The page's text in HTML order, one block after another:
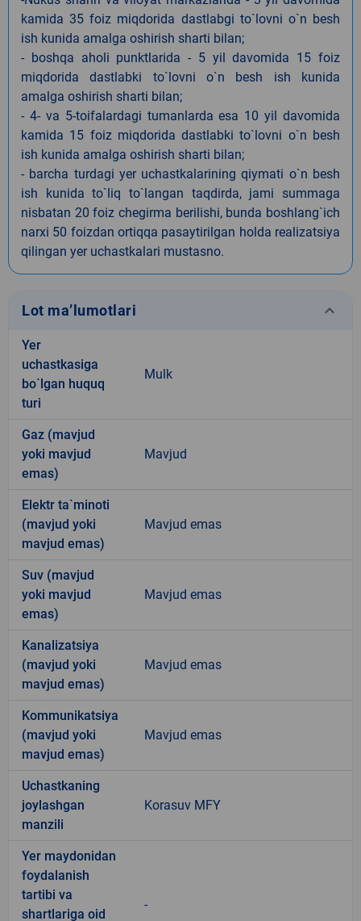
kamida 35 foiz miqdorida dastlabgi to`lovni o`n besh
ish kunida amalga oshirish sharti bilan;
- boshqa aholi punktlarida - 5 yil davomida 15 foiz
miqdorida dastlabki to`lovni o`n besh ish kunida
amalga oshirish sharti bilan;
- 4- va 5-toifalardagi tumanlarda esa 10 yil davomida
kamida 15 foiz miqdorida dastlabki to`lovni o`n besh
ish kunida amalga oshirish sharti bilan;
- barcha turdagi yer uchastkalarining qiymati o`n besh
ish kunida to`liq to`langan taqdirda, jami summaga
nisbatan 20 foiz chegirma berilishi, bunda boshlang`ich
narxi 50 foizdan ortiqqa pasaytirilgan holda realizatsiya
qilingan yer uchastkalari mustasno.
Lot ma’lumotlari keyboard_arrow_down
Yer
uchastkasiga
bo`lgan huquq
turi
Mulk
Gaz (mavjud
yoki mavjud
emas)
Mavjud
Elektr ta`minoti
(mavjud yoki
mavjud emas)
Mavjud emas
Suv (mavjud
yoki mavjud
emas)
Mavjud emas
Kanalizatsiya
(mavjud yoki
mavjud emas)
Mavjud emas
Kommunikatsiya
(mavjud yoki
mavjud emas)
Mavjud emas
Uchastkaning
joylashgan
manzili
Korasuv MFY
Yer maydonidan
foydalanish
tartibi va
shartlariga oid
-